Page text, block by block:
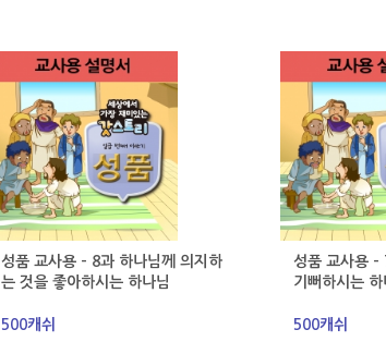
성품 교사용 - 8과 하나님께 의지하
는 것을 좋아하시는 하나님
500캐쉬
성품 교사용 -
기뻐하시는 하
500캐쉬